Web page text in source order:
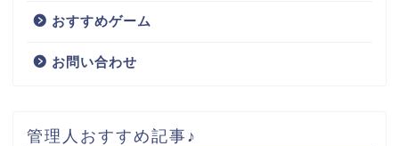
おすすめゲーム
お問い合わせ
管理人おすすめ記事♪